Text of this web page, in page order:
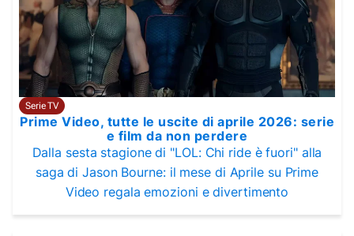
Serie TV
Prime Video, tutte le uscite di aprile 2026: serie
e film da non perdere
Dalla sesta stagione di "LOL: Chi ride è fuori" alla
saga di Jason Bourne: il mese di Aprile su Prime
Video regala emozioni e divertimento